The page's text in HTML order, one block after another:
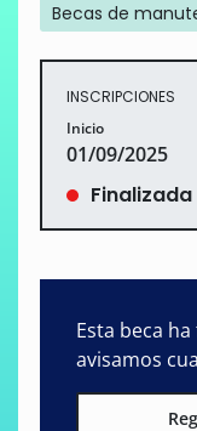
Becas de
INSCRIPCIONES
Inicio
01/09/2025
Finalizada
Esta beca
avisamos